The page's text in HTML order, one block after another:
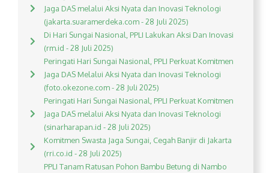
Jaga DAS melalui Aksi Nyata dan Inovasi Teknologi
(jakarta.suaramerdeka.com - 28 Juli 2025)
Di Hari Sungai Nasional, PPLI Lakukan Aksi Dan Inovasi
(rm.id - 28 Juli 2025)
Peringati Hari Sungai Nasional, PPLI Perkuat Komitmen
Jaga DAS Melalui Aksi Nyata dan Inovasi Teknologi
(foto.okezone.com - 28 Juli 2025)
Peringati Hari Sungai Nasional, PPLI Perkuat Komitmen
Jaga DAS melalui Aksi Nyata dan Inovasi Teknologi
(sinarharapan.id - 28 Juli 2025)
Komitmen Swasta Jaga Sungai, Cegah Banjir di Jakarta
(rri.co.id - 28 Juli 2025)
PPLI Tanam Ratusan Pohon Bambu Betung di Nambo